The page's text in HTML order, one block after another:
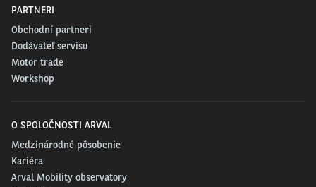
PARTNERI
Obchodní partneri
Dodávateľ servisu
Motor trade
Workshop
O SPOLOČNOSTI ARVAL
Medzinárodné pôsobenie
Kariéra
Arval Mobility observatory